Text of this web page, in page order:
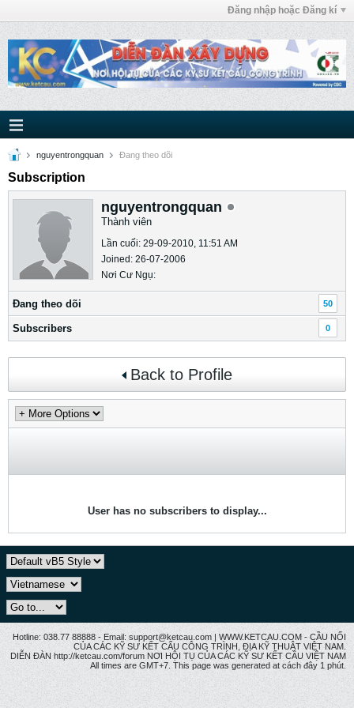
Đăng nhập hoặc Đăng kí
nguyentrongquan Ðang theo dõi
Subscription
nguyentrongquan
Thành viên
Lần cuối: 29-09-2010, 11:51 AM
Joined: 26-07-2006
Nơi Cư Ngụ:
Ðang theo dõi 50
Subscribers 0
Back to Profile
User has no subscribers to display...
Hotline: 038.77 88888 - Email: support@ketcau.com | WWW.KETCAU.COM - CẦU NỐI
CỦA CÁC KỸ SƯ KẾT CẤU CÔNG TRÌNH, ĐỊA KỸ THUẬT VIỆT NAM.
DIỄN ĐÀN http://ketcau.com/forum NƠI HỘI TỤ CỦA CÁC KỸ SƯ KẾT CÂU VIỆT NAM
All times are GMT+7. This page was generated at cách đây 1 phút.